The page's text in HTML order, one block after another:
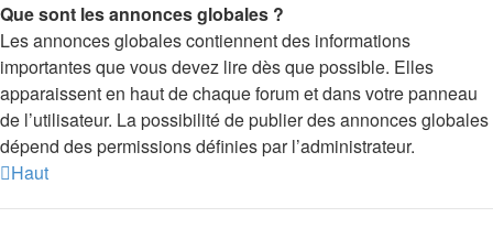
Que sont les annonces globales ?
Les annonces globales contiennent des informations
importantes que vous devez lire dès que possible. Elles
apparaissent en haut de chaque forum et dans votre panneau
de l’utilisateur. La possibilité de publier des annonces globales
dépend des permissions définies par l’administrateur.
Haut